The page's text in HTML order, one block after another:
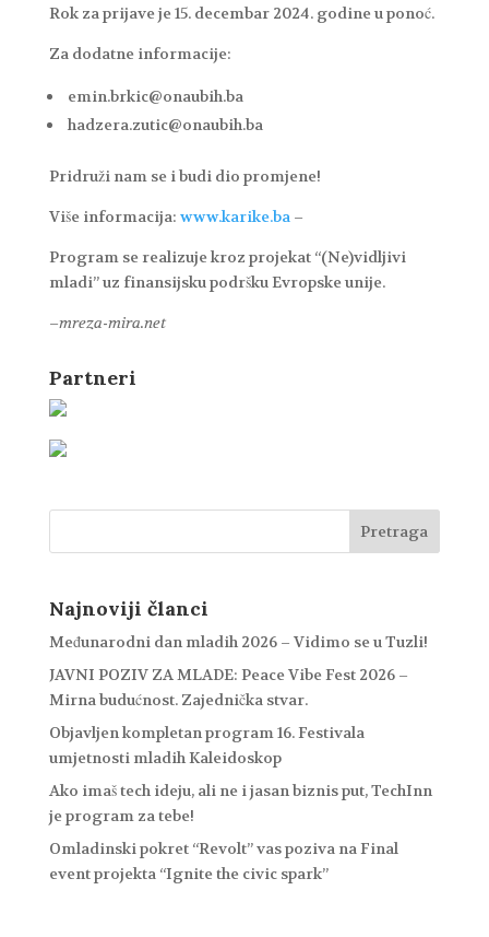
Rok za prijave je 15. decembar 2024. godine u ponoć.
Za dodatne informacije:
emin.brkic@onaubih.ba
hadzera.zutic@onaubih.ba
Pridruži nam se i budi dio promjene!
Više informacija: www.karike.ba–
Program se realizuje kroz projekat “(Ne)vidljivi
mladi” uz finansijsku podršku Evropske unije.
–mreza-mira.net
Partneri
Najnoviji članci
Međunarodni dan mladih 2026 – Vidimo se u Tuzli!
JAVNI POZIV ZA MLADE: Peace Vibe Fest 2026 –
Mirna budućnost. Zajednička stvar.
Objavljen kompletan program 16. Festivala
umjetnosti mladih Kaleidoskop
Ako imaš tech ideju, ali ne i jasan biznis put, TechInn
je program za tebe!
Omladinski pokret “Revolt” vas poziva na Final
event projekta “Ignite the civic spark”